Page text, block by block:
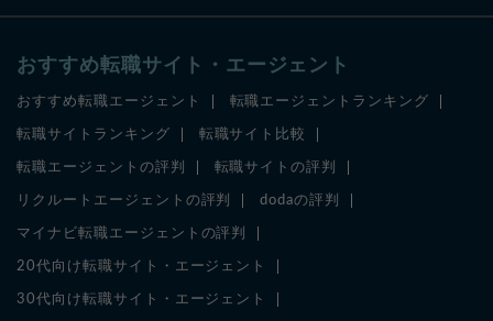
おすすめ転職サイト・エージェント
おすすめ転職エージェント 転職エージェントランキング
転職サイトランキング 転職サイト比較
転職エージェントの評判 転職サイトの評判
リクルートエージェントの評判 dodaの評判
マイナビ転職エージェントの評判
20代向け転職サイト・エージェント
30代向け転職サイト・エージェント